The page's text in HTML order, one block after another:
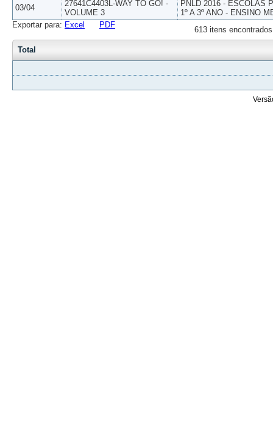
03/04
27641C4403L-WAY TO GO! -
VOLUME 3
PNLD 2016 - ESCOLAS
1º A 3º ANO - ENSINO
613 itens
Exportar para: Excel PDF
Total